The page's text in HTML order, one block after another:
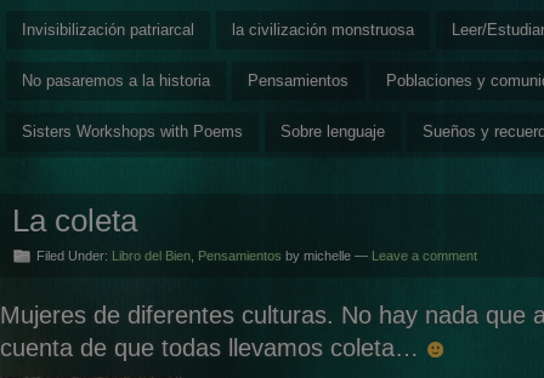
Invisibilización patriarcal la civilización monstruosa Leer/Estudiar
No pasaremos a la historia Pensamientos Poblaciones y
Sisters Workshops with Poems Sobre lenguaje Sueños y
La coleta
Filed Under: Libro del Bien Pensamientos by michelle — Leave a comment
Mujeres de diferentes culturas. No hay nada que
cuenta de que todas llevamos coleta…